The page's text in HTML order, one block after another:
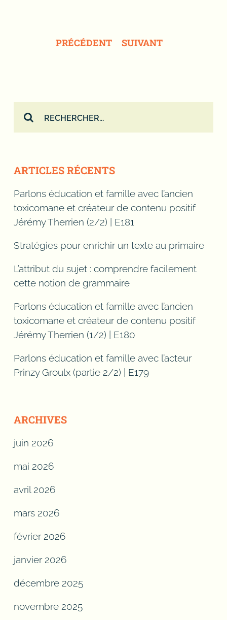
PRÉCÉDENT SUIVANT
ARTICLES RÉCENTS
Parlons éducation et famille avec l’ancien
toxicomane et créateur de contenu positif
Jérémy Therrien (2/2) | E181
Stratégies pour enrichir un texte au primaire
L’attribut du sujet : comprendre facilement
cette notion de grammaire
Parlons éducation et famille avec l’ancien
toxicomane et créateur de contenu positif
Jérémy Therrien (1/2) | E180
Parlons éducation et famille avec l’acteur
Prinzy Groulx (partie 2/2) | E179
ARCHIVES
juin 2026
mai 2026
avril 2026
mars 2026
février 2026
janvier 2026
décembre 2025
novembre 2025